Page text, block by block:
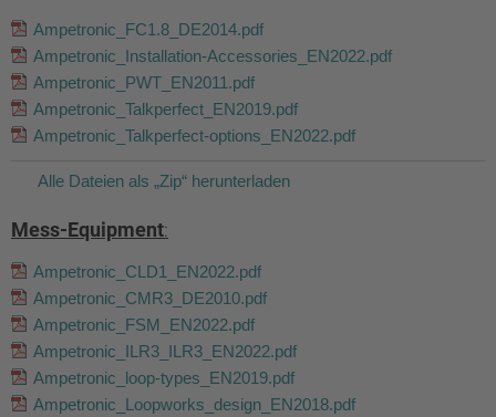
Ampetronic_FC1.8_DE2014.pdf
Ampetronic_Installation-Accessories_EN2022.pdf
Ampetronic_PWT_EN2011.pdf
Ampetronic_Talkperfect_EN2019.pdf
Ampetronic_Talkperfect-options_EN2022.pdf
Alle Dateien als „Zip“ herunterladen
Mess-Equipment:
Ampetronic_CLD1_EN2022.pdf
Ampetronic_CMR3_DE2010.pdf
Ampetronic_FSM_EN2022.pdf
Ampetronic_ILR3_ILR3_EN2022.pdf
Ampetronic_loop-types_EN2019.pdf
Ampetronic_Loopworks_design_EN2018.pdf